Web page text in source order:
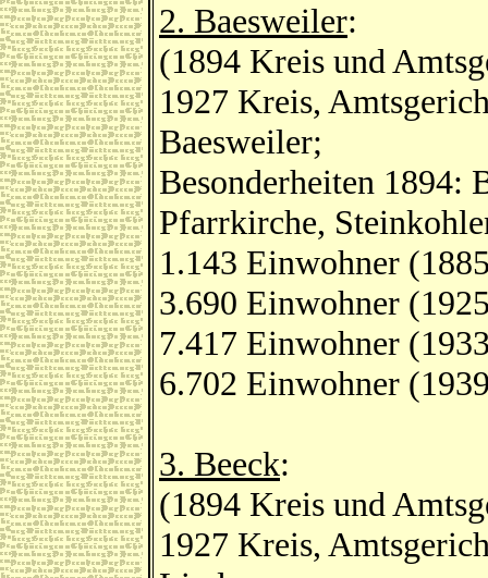
2. Baesweiler:
(1894 Kreis und
1927 Kreis,
Baesweiler;
Besonderheiten 1894:
Pfarrkirche,
1.143 Einwohner
3.690 Einwohner
7.417 Einwohner
6.702 Einwohner
3. Beeck:
(1894 Kreis und
1927 Kreis,